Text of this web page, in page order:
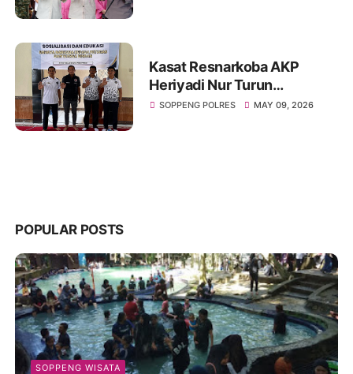
Kasat Resnarkoba AKP
Heriyadi Nur Turun
Langsung Edukasi Bahaya
SOPPENG POLRES MAY 09, 2026
POPULAR POSTS
SOPPENG WISATA